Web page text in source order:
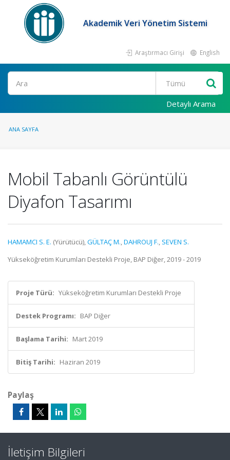
Akademik Veri Yönetim Sistemi
Araştırmacı Girişi English
Ara
Detaylı Arama
ANA SAYFA
Mobil Tabanlı Görüntülü
Diyafon Tasarımı
HAMAMCI S. E. (Yürütücü),GÜLTAÇ M.,DAHROUJ F., SEVEN S.
Yükseköğretim Kurumları Destekli Proje, BAP Diğer, 2019 - 2019
Proje Türü: Yükseköğretim Kurumları Destekli Proje
Destek Programı: BAP Diğer
Başlama Tarihi: Mart 2019
Bitiş Tarihi: Haziran 2019
Paylaş
İletişim Bilgileri